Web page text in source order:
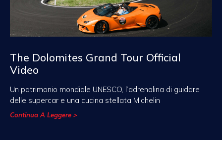
The Dolomites Grand Tour Official
Video
Un patrimonio mondiale UNESCO, l’adrenalina di guidare
delle supercar e una cucina stellata Michelin
Continua A Leggere >